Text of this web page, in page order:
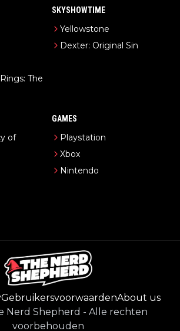
The
SKYSHOWTIME
Yellowstone
Dexter: Original Sin
of
GAMES
Playstation
Xbox
Nintendo
GebruikersvoorwaardenAbout us
Nerd Shepherd - Alle rechten
voorbehouden